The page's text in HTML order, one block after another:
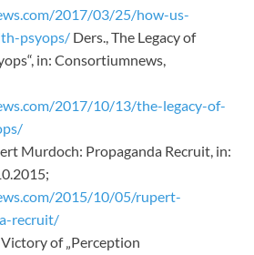
2017/03/25/how-us-
psyops/ Ders., The Legacy of
in: Consortiumnews,
2017/10/13/the-legacy-of-
Murdoch: Propaganda Recruit, in:
2015/10/05/rupert-
recruit/
of „Perception